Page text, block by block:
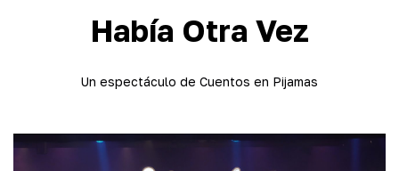
Había Otra Vez
Un espectáculo de Cuentos en Pijamas